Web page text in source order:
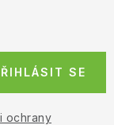
ochrany
SE